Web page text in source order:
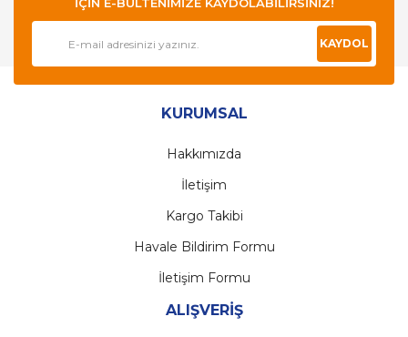
KAYDOL
KURUMSAL
Hakkımızda
İletişim
Kargo Takibi
Havale Bildirim Formu
İletişim Formu
ALIŞVERİŞ